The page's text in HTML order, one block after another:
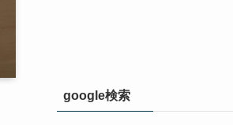
google検索